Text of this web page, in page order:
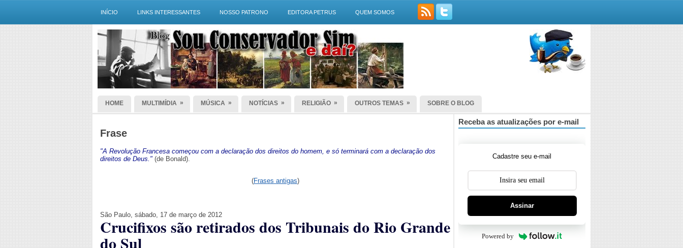
INÍCIO LINKS INTERESSANTES NOSSO PATRONO EDITORA PETRUS QUEM SOMOS
HOME MULTIMÍDIA » MÚSICA » NOTÍCIAS » RELIGIÃO » OUTROS TEMAS » SOBRE O BLOG
Frase
"A Revolução Francesa começou com a declaração dos direitos do homem, e só terminará com a declaração dos
direitos de Deus." (de Bonald).
(Frases antigas)
São Paulo, sábado, 17 de março de 2012
Crucifixos são retirados dos Tribunais do Rio Grande
do Sul
Receba as atualizações por e-mail
Cadastre seu e-mail
Assinar
Powered by